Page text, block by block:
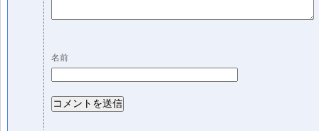
名前